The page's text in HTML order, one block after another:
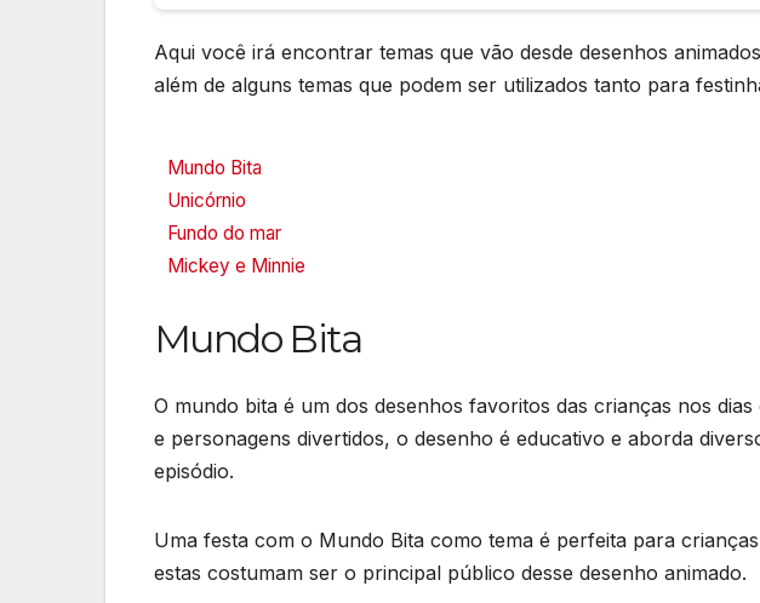
Aqui você irá encontrar temas que vão desde desenhos
além de alguns temas que podem ser utilizados tanto para
Mundo Bita
Unicórnio
Fundo do mar
Mickey e Minnie
Mundo Bita
O mundo bita é um dos desenhos favoritos das crianças nos
e personagens divertidos, o desenho é educativo e aborda
episódio.
Uma festa com o Mundo Bita como tema é perfeita para
estas costumam ser o principal público desse desenho animado.